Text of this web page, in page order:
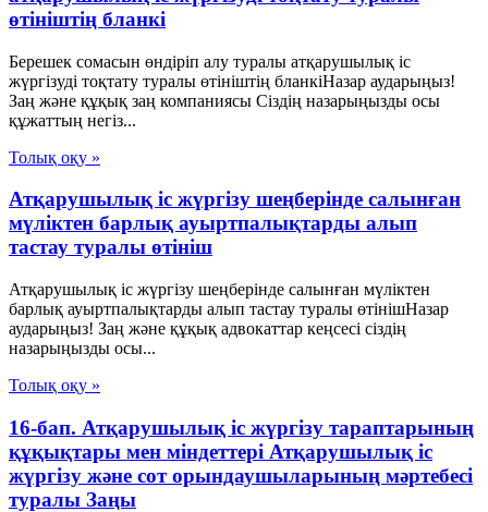
өтініштің бланкі
Берешек сомасын өндіріп алу туралы атқарушылық іс
жүргізуді тоқтату туралы өтініштің бланкіНазар аударыңыз!
Заң және құқық заң компаниясы Сіздің назарыңызды осы
құжаттың негіз...
Толық оқу »
Атқарушылық іс жүргізу шеңберінде салынған
мүліктен барлық ауыртпалықтарды алып
тастау туралы өтініш
Атқарушылық іс жүргізу шеңберінде салынған мүліктен
барлық ауыртпалықтарды алып тастау туралы өтінішНазар
аударыңыз! Заң және құқық адвокаттар кеңсесі сіздің
назарыңызды осы...
Толық оқу »
16-бап. Атқарушылық iс жүргiзу тараптарының
құқықтары мен мiндеттерi Атқарушылық iс
жүргiзу және сот орындаушыларының мәртебесi
туралы Заңы